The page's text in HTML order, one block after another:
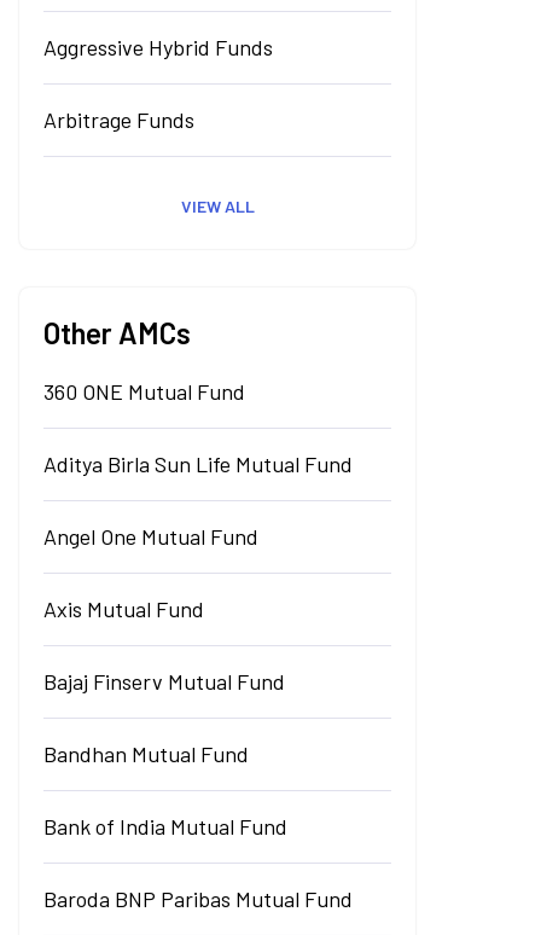
Aggressive Hybrid Funds
Arbitrage Funds
VIEW ALL
Other AMCs
360 ONE Mutual Fund
Aditya Birla Sun Life Mutual Fund
Angel One Mutual Fund
Axis Mutual Fund
Bajaj Finserv Mutual Fund
Bandhan Mutual Fund
Bank of India Mutual Fund
Baroda BNP Paribas Mutual Fund